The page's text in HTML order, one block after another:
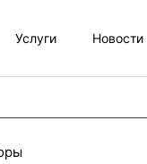
Услуги Новости